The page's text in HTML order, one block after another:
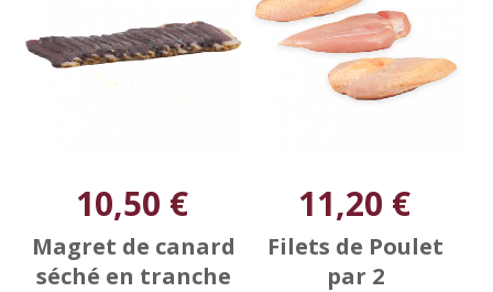
10,50 €
Magret de canard
séché en tranche
11,20 €
Filets de Poulet
par 2